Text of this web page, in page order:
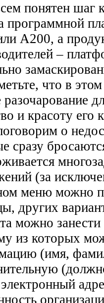
понятен шаг
программной
А200, а
–
что в
разочарование
и красоту его
о
сразу
(за
меню можно
других
можно
из которых
(имя,